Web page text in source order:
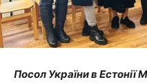
Посол України в Естонії